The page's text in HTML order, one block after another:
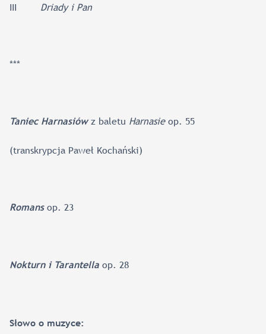
III Driady i Pan
***
Taniec Harnasiówz baletu Harnasieop. 55
(transkrypcja Paweł Kochański)
Romansop. 23
Nokturn i Tarantella op. 28
Słowo o muzyce: